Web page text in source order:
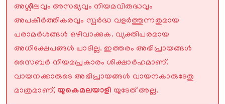
അശ്ലീലവും അസഭ്യവും നിയമവിരുദ്ധവും
അപകീർത്തികരവും സ്പർദ്ധ വളർത്തുന്നതുമായ
പരാമർശങ്ങൾ ഒഴിവാക്കുക. വ്യക്തിപരമായ
അധിക്ഷേപങ്ങൾ പാടില്ല. ഇത്തരം അഭിപ്രായങ്ങൾ
സൈബർ നിയമപ്രകാരം ശിക്ഷാർഹമാണ്.
വായനക്കാരുടെ അഭിപ്രായങ്ങൾ വായനകാരുടേതു
മാത്രമാണ്, യുകെമലയാളി യുടേത് അല്ല.